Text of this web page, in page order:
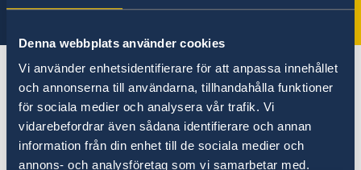
Denna webbplats använder cookies
Vi använder enhetsidentifierare för att anpassa innehållet
och annonserna till användarna, tillhandahålla funktioner
för sociala medier och analysera vår trafik. Vi
vidarebefordrar även sådana identifierare och annan
information från din enhet till de sociala medier och
annons- och analysföretag som vi samarbetar med.
Select
here
About Sweden Gibraltar Going to Sweden?
Gibraltar
Going to Sweden?